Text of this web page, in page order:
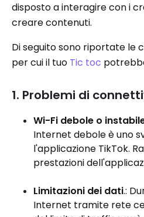
disposto a interagire con i
creare contenuti.
Di seguito sono riportate le
per cui il tuo Tic toc
1. Problemi di
Wi-Fi debole o
Internet debole è uno
l'applicazione TikTok.
prestazioni
Limitazioni dei dati.:
Internet tramite rete